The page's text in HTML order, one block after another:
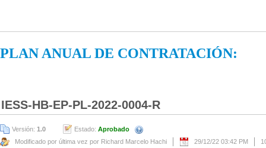
PLAN ANUAL DE CONTRATACIÓN:
IESS-HB-EP-PL-2022-0004-R
Versión: 1.0 Estado: Aprobado
Modificado por última vez por Richard Marcelo Hachi
29/12/22 03:42 PM